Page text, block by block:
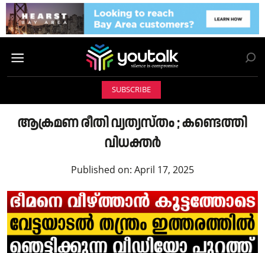
SUBSCRIBE
ആക്രമണ രീതി വ്യത്യസ്തം ; കണ്ടെത്തി
വിധക്തർ
Published on: April 17, 2025